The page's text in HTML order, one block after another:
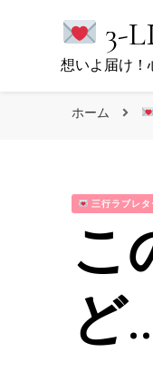
3-
想いよ届け！
ホーム
三行ラブレタ
こ
ど